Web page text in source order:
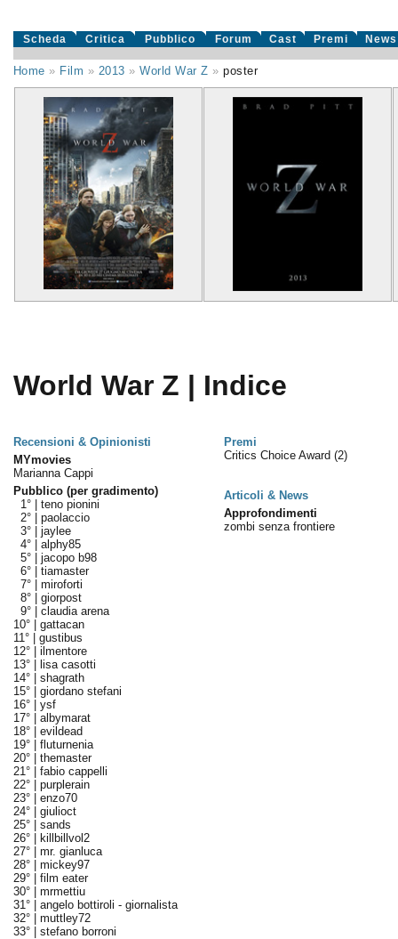
Scheda Critica Pubblico Forum Cast Premi News
Home » Film » 2013 »World War Z »poster
World War Z | Indice
Recensioni & Opinionisti
Premi
MYmovies
Marianna Cappi
Pubblico (per gradimento)
1° | teno pionini
2° | paolaccio
3° | jaylee
4° | alphy85
5° | jacopo b98
6° | tiamaster
7° | miroforti
8° | giorpost
9° | claudia arena
10° | gattacan
11° | gustibus
12° | ilmentore
13° |
lisa casotti
14° | shagrath
15° | giordano stefani
16° | ysf
17° | albymarat
18° | evildead
19° | fluturnenia
20° | themaster
21° | fabio cappelli
22° | purplerain
23° | enzo70
24° | giulioct
25° | sands
26° |
killbillvol2
27° | mr. gianluca
28° | mickey97
29° | film eater
30° | mrmettiu
31° | angelo bottiroli - giornalista
32° | muttley72
33° | stefano borroni
Critics Choice Award (2)
Articoli & News
Approfondimenti
zombi senza frontiere